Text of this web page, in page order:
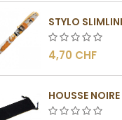
STYLO
4,70 CHF